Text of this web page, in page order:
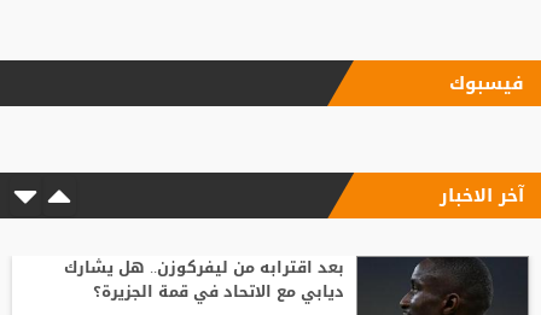
فيسبوك
آخر الاخبار
بعد اقترابه من ليفركوزن.. هل يشارك
ديابي مع الاتحاد في قمة الجزيرة؟